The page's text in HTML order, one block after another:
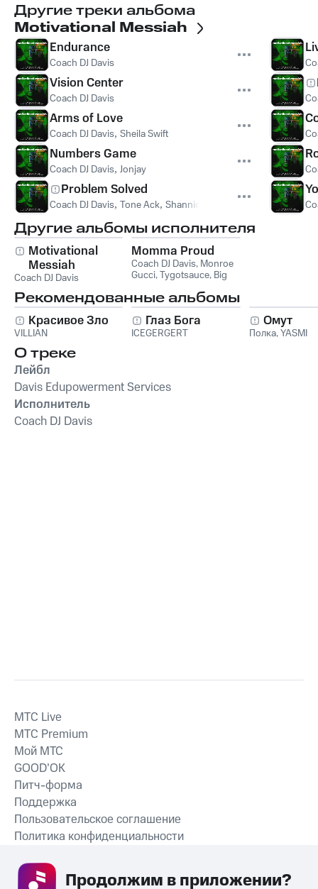
Другие треки альбома
Motivational Messiah
Endurance
Coach DJ Davis
Vision Center
Coach DJ Davis
Arms of Love
Coach DJ Davis, Sheila Swift
Numbers Game
Coach DJ Davis, Jonjay
Problem Solved
Coach DJ Davis, Tone Ack, Shannica
Другие альбомы исполнителя
Motivational
Messiah
Coach DJ Davis
Momma Proud
Coach DJ Davis, Monroe
Gucci,Tygotsauce, Big
Рекомендованные альбомы
Красивое Зло
VILLIAN
Глаз Бога
ICEGERGERT
Омут
Полка,YASMI
О треке
Лейбл
Davis Edupowerment Services
Исполнитель
Coach DJ Davis
СКАЧАТЬ ПРИЛОЖЕНИЕ
MTС Live
MTС Premium
Мой МТС
GOOD’OK
Питч-форма
Поддержка
Пользовательское соглашение
Политика конфиденциальности